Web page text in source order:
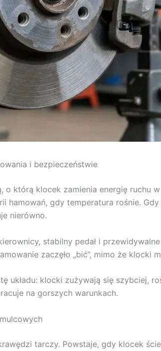
i bezpieczeństwie
którą klocek zamienia energię ruchu w
hamowań, gdy temperatura rośnie.
nierówno.
stabilny pedał i
zaczęło „bić”, mimo że klocki
układu: klocki zużywają się szybciej,
na gorszych warunkach.
tarczy. Powstaje, gdy klocek